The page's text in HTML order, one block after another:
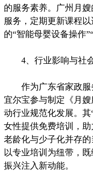
的服务素养。广州月
服务，定期更新课程
的“智能母婴设备操作
4、行业影响与社
作为广东省家政服
宜尔宝参与制定《月
动行业规范化发展。
女性提供免费培训，
老龄化与少子化并存
以专业培训为纽带，
振兴注入新动能。